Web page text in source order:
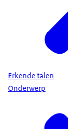
Erkende talen
Onderwerp